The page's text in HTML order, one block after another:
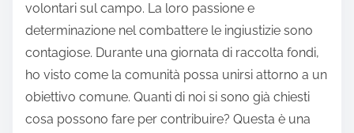
volontari sul campo. La loro passione e
determinazione nel combattere le ingiustizie sono
contagiose. Durante una giornata di raccolta fondi,
ho visto come la comunità possa unirsi attorno a un
obiettivo comune. Quanti di noi si sono già chiesti
cosa possono fare per contribuire? Questa è una